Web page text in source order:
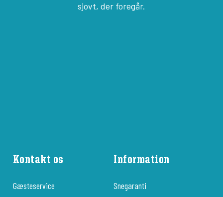
sjovt, der foregår.
Kontakt os
Gæsteservice
Information
Snegaranti